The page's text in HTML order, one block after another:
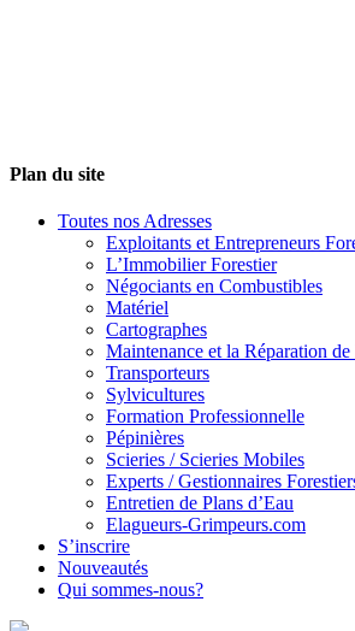
Plan du site
Toutes nos Adresses
Exploitants et Entrepreneurs
L’Immobilier Forestier
Négociants en Combustibles
Matériel
Cartographes
Maintenance et la Réparation
Transporteurs
Sylvicultures
Formation Professionnelle
Pépinières
Scieries / Scieries Mobiles
Experts / Gestionnaires
Entretien de Plans d’Eau
Elagueurs-Grimpeurs.com
S’inscrire
Nouveautés
Qui sommes-nous?